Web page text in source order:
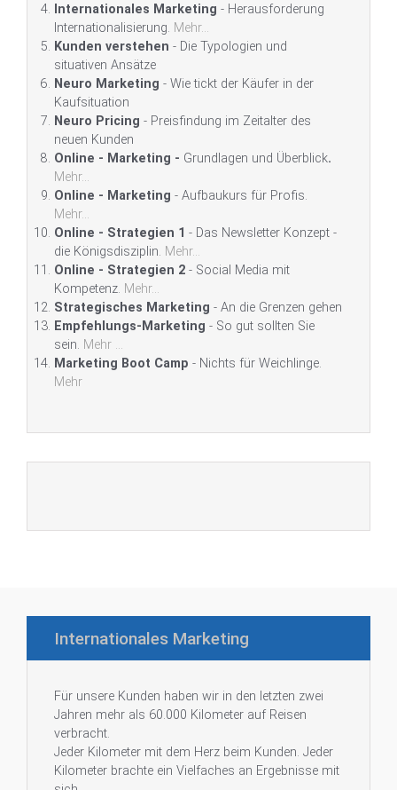
Internationales Marketing - Herausforderung
Internationalisierung. Mehr...
Kunden verstehen - Die Typologien und
situativen Ansätze
Neuro Marketing - Wie tickt der Käufer in der
Kaufsituation
Neuro Pricing - Preisfindung im Zeitalter des
neuen Kunden
Online - Marketing - Grundlagen und Überblick.
Mehr...
Online - Marketing - Aufbaukurs für Profis.
Mehr...
Online - Strategien 1 - Das Newsletter Konzept -
die Königsdisziplin. Mehr...
Online - Strategien 2 - Social Media mit
Kompetenz. Mehr...
Strategisches Marketing - An die Grenzen gehen
Empfehlungs-Marketing - So gut sollten Sie
sein. Mehr ...
Marketing Boot Camp - Nichts für Weichlinge.
Mehr
Internationales Marketing
Für unsere Kunden haben wir in den letzten zwei
Jahren mehr als 60.000 Kilometer auf Reisen
verbracht.
Jeder Kilometer mit dem Herz beim Kunden. Jeder
Kilometer brachte ein Vielfaches an Ergebnisse mit